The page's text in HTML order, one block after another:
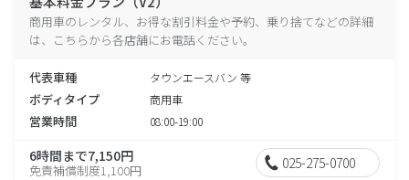
商用車のレンタル、お得な割引料金や予約、乗り捨てなどの詳細
は、こちらから各店舗にお電話ください。
代表車種 タウンエースバン 等
ボディタイプ 商用車
営業時間 08:00-19:00
6時間まで7,150円
免責補償制度1,100円 025-275-0700